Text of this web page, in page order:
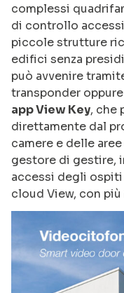
complessi
di controllo
piccole strutture
edifici senza
può avvenire
transponder
app View Key, che
direttamente dal
camere e delle
gestore di gestire,
accessi degli
cloud View, con